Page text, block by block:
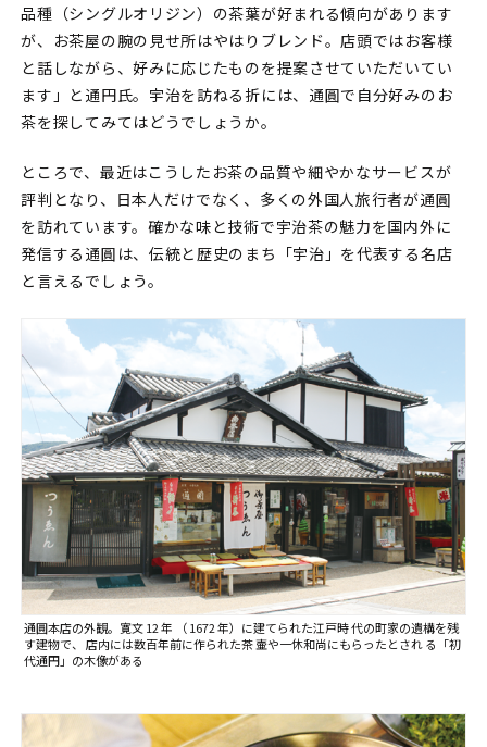
品種（シングルオリジン）の茶葉が好まれる傾向があります
が、お茶屋の腕の見せ所はやはりブレンド。店頭ではお客様
と話しながら、好みに応じたものを提案させていただいてい
ます」と通円氏。宇治を訪ねる折には、通圓で自分好みのお
茶を探してみてはどうでしょうか。
ところで、最近はこうしたお茶の品質や細やかなサービスが
評判となり、日本人だけでなく、多くの外国人旅行者が通圓
を訪れています。確かな味と技術で宇治茶の魅力を国内外に
発信する通圓は、伝統と歴史のまち「宇治」を代表する名店
と言えるでしょう。
通圓本店の外観。寛文 12 年 （ 1672 年）に建てられた江戸時 代の町家の遺構を残
す建物で、 店内には数百年前に作られた茶 壷や一休和尚にもらったとされ る「初
代通円」の木像がある